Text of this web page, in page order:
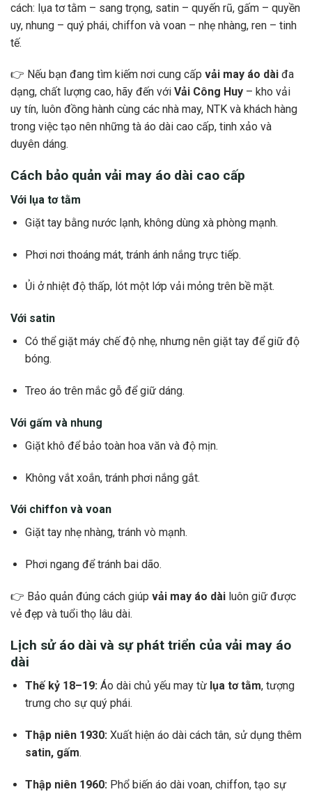
cách: lụa tơ tằm – sang trọng, satin – quyến rũ, gấm – quyền
uy, nhung – quý phái, chiffon và voan – nhẹ nhàng, ren – tinh
tế.
👉 Nếu bạn đang tìm kiếm nơi cung cấp vải may áo dài đa
dạng, chất lượng cao, hãy đến với Vải Công Huy – kho vải
uy tín, luôn đồng hành cùng các nhà may, NTK và khách hàng
trong việc tạo nên những tà áo dài cao cấp, tinh xảo và
duyên dáng.
Cách bảo quản vải may áo dài cao cấp
Với lụa tơ tằm
Giặt tay bằng nước lạnh, không dùng xà phòng mạnh.
Phơi nơi thoáng mát, tránh ánh nắng trực tiếp.
Ủi ở nhiệt độ thấp, lót một lớp vải mỏng trên bề mặt.
Với satin
Có thể giặt máy chế độ nhẹ, nhưng nên giặt tay để giữ độ
bóng.
Treo áo trên mắc gỗ để giữ dáng.
Với gấm và nhung
Giặt khô để bảo toàn hoa văn và độ mịn.
Không vắt xoắn, tránh phơi nắng gắt.
Với chiffon và voan
Giặt tay nhẹ nhàng, tránh vò mạnh.
Phơi ngang để tránh bai dão.
👉 Bảo quản đúng cách giúp vải may áo dài luôn giữ được
vẻ đẹp và tuổi thọ lâu dài.
Lịch sử áo dài và sự phát triển của vải may áo
dài
Thế kỷ 18–19:Áo dài chủ yếu may từ lụa tơ tằm, tượng
trưng cho sự quý phái.
Thập niên 1930:Xuất hiện áo dài cách tân, sử dụng thêm
satin, gấm.
Thập niên 1960:Phổ biến áo dài voan, chiffon, tạo sự